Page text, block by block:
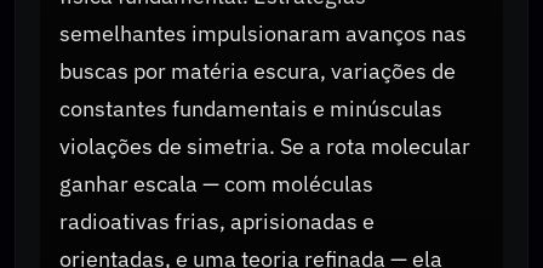
semelhantes impulsionaram avanços nas
buscas por matéria escura, variações de
constantes fundamentais e minúsculas
violações de simetria. Se a rota molecular
ganhar escala — com moléculas
radioativas frias, aprisionadas e
orientadas, e uma teoria refinada — ela